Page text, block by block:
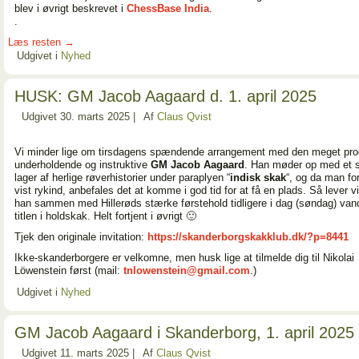
blev i øvrigt beskrevet i ChessBase India.
.
Læs resten →
Udgivet i Nyhed
HUSK: GM Jacob Aagaard d. 1. april 2025
Udgivet 30. marts 2025 Af Claus Qvist
Vi minder lige om tirsdagens spændende arrangement med den meget
underholdende og instruktive GM Jacob Aagaard . Han møder op med et
lager af herlige røverhistorier under paraplyen “indisk skak“, og da man
vist rykind, anbefales det at komme i god tid for at få en plads. Så lever
han sammen med Hillerøds stærke førstehold tidligere i dag (søndag)
titlen i holdskak. Helt fortjent i øvrigt 🙂
Tjek den originale invitation: https://skanderborgskakklub.dk/?p=8441
Ikke-skanderborgere er velkomne, men husk lige at tilmelde dig til Nikolai
Löwenstein først (mail: tnlowenstein@gmail.com.)
Udgivet i Nyhed
GM Jacob Aagaard i Skanderborg, 1. april 2025
Udgivet 11. marts 2025 Af Claus Qvist